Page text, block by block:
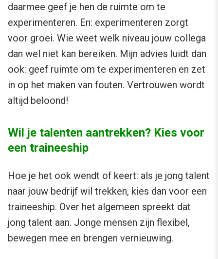
daarmee geef je hen de ruimte om te
experimenteren. En: experimenteren zorgt
voor groei. Wie weet welk niveau jouw collega
dan wel niet kan bereiken. Mijn advies luidt dan
ook: geef ruimte om te experimenteren en zet
in op het maken van fouten. Vertrouwen wordt
altijd beloond!
Wil je talenten aantrekken? Kies voor
een traineeship
Hoe je het ook wendt of keert: als je jong talent
naar jouw bedrijf wil trekken, kies dan voor een
traineeship. Over het algemeen spreekt dat
jong talent aan. Jonge mensen zijn flexibel,
bewegen mee en brengen vernieuwing.